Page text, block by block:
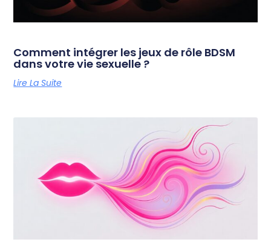
Comment intégrer les jeux de rôle BDSM
dans votre vie sexuelle ?
Lire La Suite